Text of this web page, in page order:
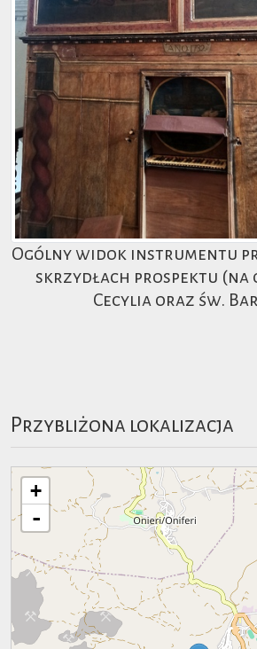
Ogólny widok instrumentu
skrzydłach prospektu (na
Cecylia oraz św.
Przybliżona lokalizacja
+
-